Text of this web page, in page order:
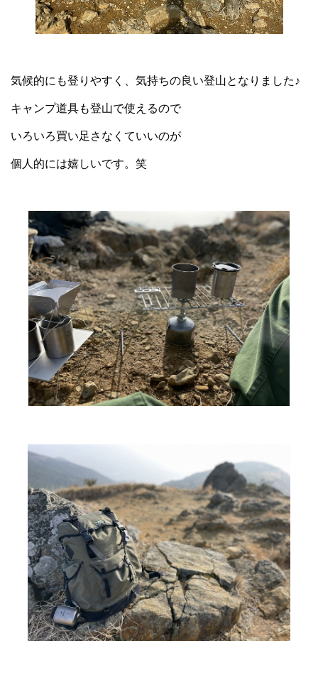
気候的にも登りやすく、気持ちの良い登山となりました♪
キャンプ道具も登山で使えるので
いろいろ買い足さなくていいのが
個人的には嬉しいです。笑